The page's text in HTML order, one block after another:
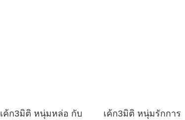
เค้ก3มิติ หนุ่มหล่อ กับ
เค้ก3มิติ หนุ่มรักการ